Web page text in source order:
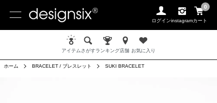
ログインinstagram
0
カート
アイテムさがすランキング店舗 お気に入り
ホーム BRACELET / ブレスレット SUKI BRACELET